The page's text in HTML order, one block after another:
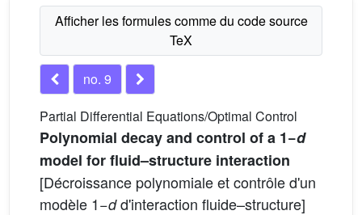
no. 9
Partial Differential Equations/Optimal Control
Polynomial decay and control of a 1−d
model for fluid–structure interaction
[Décroissance polynomiale et contrôle d'un
modèle 1−dd'interaction fluide–structure]